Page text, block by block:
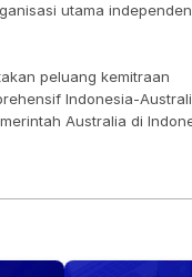
utama independen
peluang kemitraan
Indonesia-
Australia di